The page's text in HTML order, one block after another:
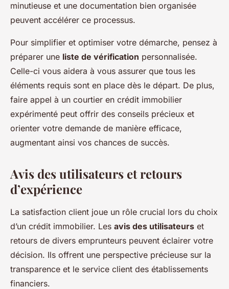
minutieuse et une documentation bien organisée
peuvent accélérer ce processus.
Pour simplifier et optimiser votre démarche, pensez à
préparer une liste de vérification personnalisée.
Celle-ci vous aidera à vous assurer que tous les
éléments requis sont en place dès le départ. De plus,
faire appel à un courtier en crédit immobilier
expérimenté peut offrir des conseils précieux et
orienter votre demande de manière efficace,
augmentant ainsi vos chances de succès.
Avis des utilisateurs et retours
d’expérience
La satisfaction client joue un rôle crucial lors du choix
d’un crédit immobilier. Les avis des utilisateurs et
retours de divers emprunteurs peuvent éclairer votre
décision. Ils offrent une perspective précieuse sur la
transparence et le service client des établissements
financiers.